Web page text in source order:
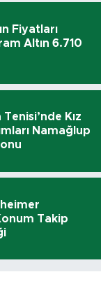
Fiyatları
Altın 6.710
Kız
Namağlup
Takip